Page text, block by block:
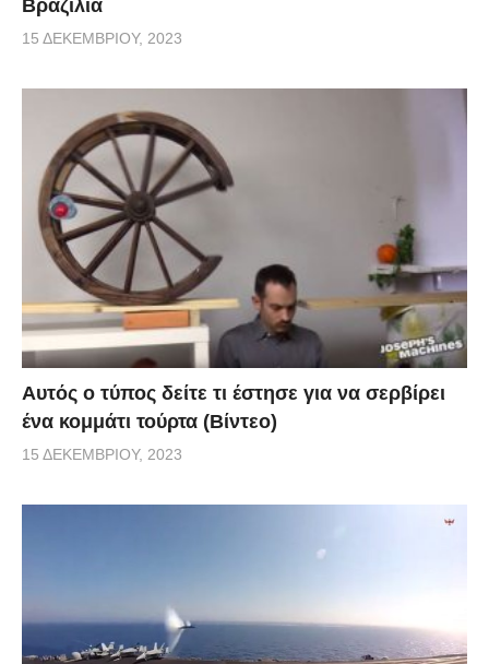
Βραζιλία
15 ΔΕΚΕΜΒΡΊΟΥ, 2023
Αυτός ο τύπος δείτε τι έστησε για να σερβίρει
ένα κομμάτι τούρτα (Βίντεο)
15 ΔΕΚΕΜΒΡΊΟΥ, 2023